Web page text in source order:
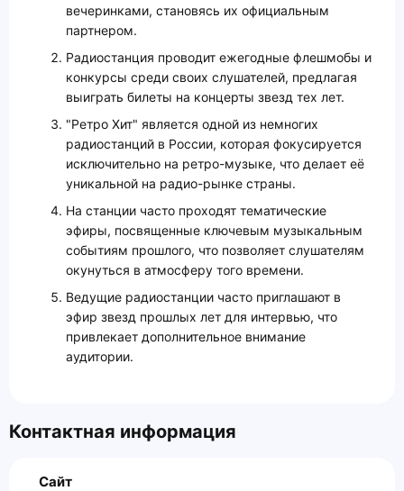
вечеринками, становясь их официальным
партнером.
Радиостанция проводит ежегодные флешмобы и
конкурсы среди своих слушателей, предлагая
выиграть билеты на концерты звезд тех лет.
"Ретро Хит" является одной из немногих
радиостанций в России, которая фокусируется
исключительно на ретро-музыке, что делает её
уникальной на радио-рынке страны.
На станции часто проходят тематические
эфиры, посвященные ключевым музыкальным
событиям прошлого, что позволяет слушателям
окунуться в атмосферу того времени.
Ведущие радиостанции часто приглашают в
эфир звезд прошлых лет для интервью, что
привлекает дополнительное внимание
аудитории.
Контактная информация
Сайт